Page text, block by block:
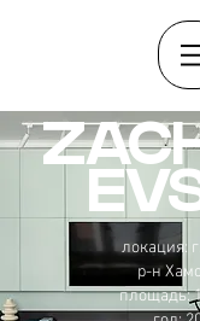
локация:
р-н
площадь: